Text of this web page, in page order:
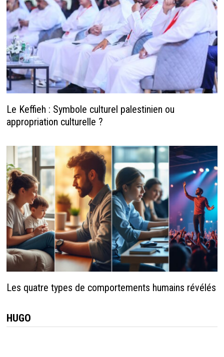
Le Keffieh : Symbole culturel palestinien ou
appropriation culturelle ?
Les quatre types de comportements humains révélés
HUGO